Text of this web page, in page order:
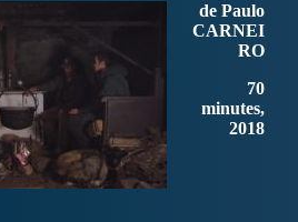
de Paulo
CARNEI
RO
70
minutes,
2018